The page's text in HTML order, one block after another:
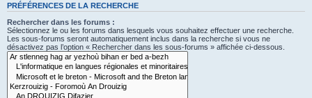
PRÉFÉRENCES DE LA RECHERCHE
Rechercher dans les forums :
Sélectionnez le ou les forums dans lesquels vous souhaitez effectuer une recherche.
Les sous-forums seront automatiquement inclus dans la recherche si vous ne
désactivez pas l’option « Rechercher dans les sous-forums » affichée ci-dessous.